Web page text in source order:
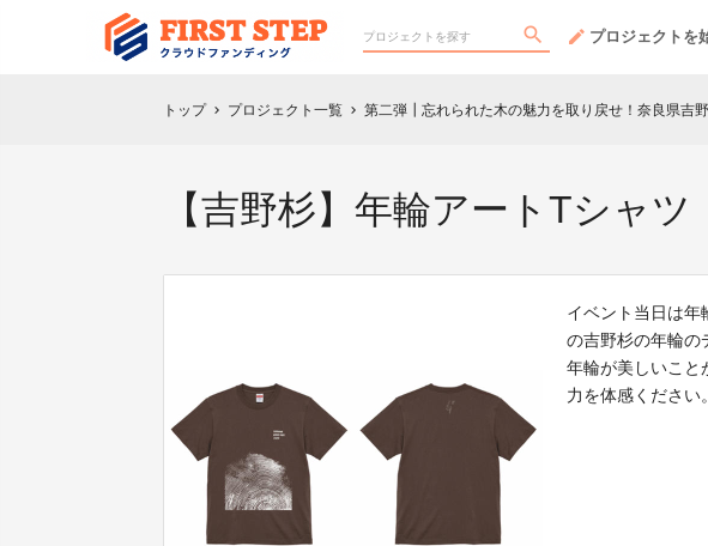
プロジェクトを
トップ chevron_right プロジェクト一覧 chevron_right 第二弾┃忘れられた木の魅力を取り戻せ！奈良県吉
【吉野杉】年輪アートTシャツ
イベント当日は年
の吉野杉の年輪の
年輪が美しいこと
力を体感ください。